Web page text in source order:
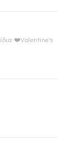
❤️Valentine's